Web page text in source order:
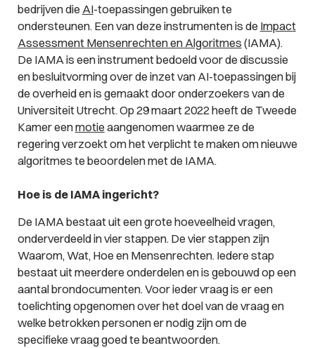
bedrijven die AI-toepassingen gebruiken te
ondersteunen. Een van deze instrumenten is de Impact
Assessment Mensenrechten en Algoritmes (IAMA).
De IAMA is een instrument bedoeld voor de discussie
en besluitvorming over de inzet van AI-toepassingen bij
de overheid en is gemaakt door onderzoekers van de
Universiteit Utrecht. Op 29 maart 2022 heeft de Tweede
Kamer eenmotie aangenomen waarmee ze de
regering verzoekt om het verplicht te maken om nieuwe
algoritmes te beoordelen met de IAMA.
Hoe is de IAMA ingericht?
De IAMA bestaat uit een grote hoeveelheid vragen,
onderverdeeld in vier stappen. De vier stappen zijn
Waarom, Wat, Hoe en Mensenrechten. Iedere stap
bestaat uit meerdere onderdelen en is gebouwd op een
aantal brondocumenten. Voor ieder vraag is er een
toelichting opgenomen over het doel van de vraag en
welke betrokken personen er nodig zijn om de
specifieke vraag goed te beantwoorden.